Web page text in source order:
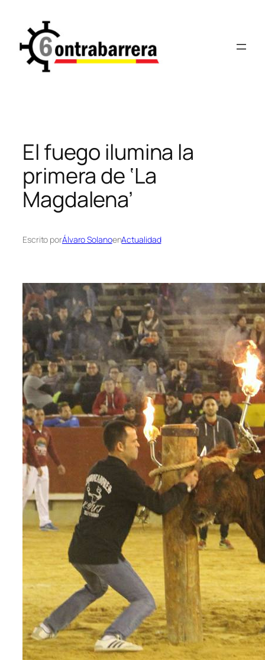
contenido
El fuego ilumina la
primera de ‘La
Magdalena’
Escrito porÁlvaro SolanoenActualidad